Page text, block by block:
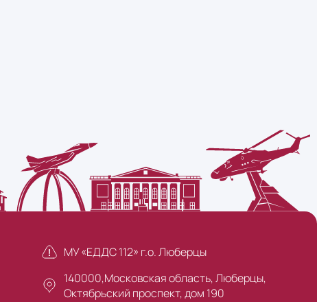
МУ «ЕДДС 112» г.о. Люберцы
140000,Московская область, Люберцы,
Октябрьский проспект, дом 190